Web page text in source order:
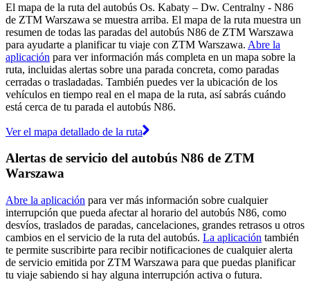
El mapa de la ruta del autobús Os. Kabaty – Dw. Centralny - N86
de ZTM Warszawa se muestra arriba. El mapa de la ruta muestra un
resumen de todas las paradas del autobús N86 de ZTM Warszawa
para ayudarte a planificar tu viaje con ZTM Warszawa. Abre la
aplicación para ver información más completa en un mapa sobre la
ruta, incluidas alertas sobre una parada concreta, como paradas
cerradas o trasladadas. También puedes ver la ubicación de los
vehículos en tiempo real en el mapa de la ruta, así sabrás cuándo
está cerca de tu parada el autobús N86.
Ver el mapa detallado de la ruta
Alertas de servicio del autobús N86 de ZTM
Warszawa
Abre la aplicación para ver más información sobre cualquier
interrupción que pueda afectar al horario del autobús N86, como
desvíos, traslados de paradas, cancelaciones, grandes retrasos u otros
cambios en el servicio de la ruta del autobús. La aplicación también
te permite suscribirte para recibir notificaciones de cualquier alerta
de servicio emitida por ZTM Warszawa para que puedas planificar
tu viaje sabiendo si hay alguna interrupción activa o futura.